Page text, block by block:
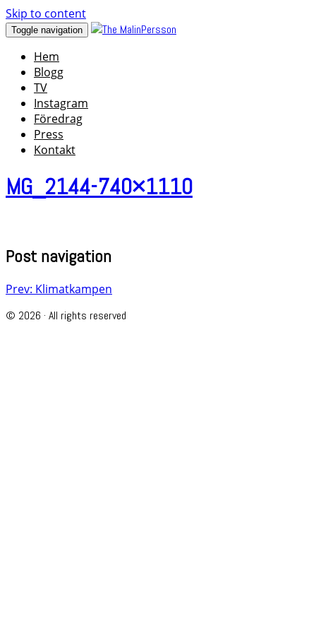
Skip to content
Toggle navigation
Hem
Blogg
TV
Instagram
Föredrag
Press
Kontakt
MG_2144-740×1110
Post navigation
Prev: Klimatkampen
© 2026 · All rights reserved